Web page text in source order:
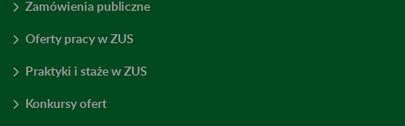
Zamówienia publiczne
Oferty pracy w ZUS
Praktyki i staże w ZUS
Konkursy ofert